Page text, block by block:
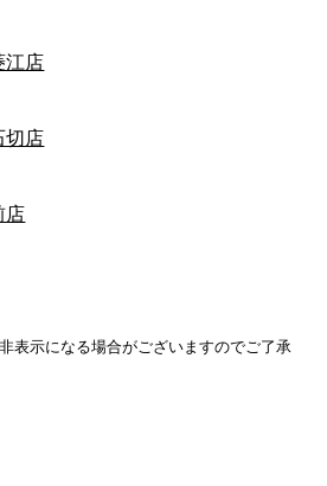
江店
切店
店
表示になる場合がございますのでご了承